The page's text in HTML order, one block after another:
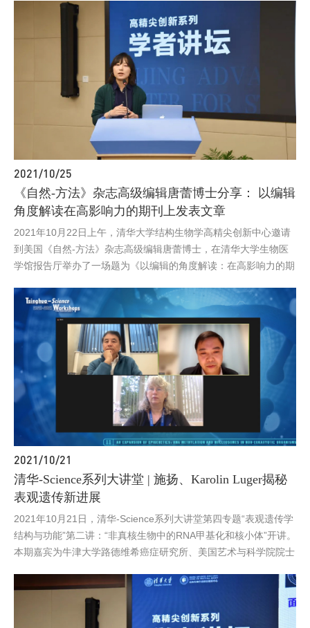
云上大讲堂”，并在线上做了题为Biomolecular condensates and
their implications for physiology and disease（生物分子凝聚体对
生理和疾病的意义），李丕龙研究员主持了本次讲座。
2021/10/25
《自然-方法》杂志高级编辑唐蕾博士分享： 以编辑
角度解读在高影响力的期刊上发表文章
2021年10月22日上午，清华大学结构生物学高精尖创新中心邀请
到美国《自然-方法》杂志高级编辑唐蕾博士，在清华大学生物医
学馆报告厅举办了一场题为《以编辑的角度解读：在高影响力的期
perspective from a Nature Methods editor）的报告，高精尖创新
中心张强锋研究员主持了本次讲座。本次讲座吸引了众多师生前来
聆听，会场内座无虚席。
2021/10/21
清华-Science系列大讲堂 | 施扬、Karolin Luger揭秘
表观遗传新进展
2021年10月21日，清华-Science系列大讲堂第四专题“表观遗传学
结构与功能”第二讲：“非真核生物中的RNA甲基化和核小体”开讲。
本期嘉宾为牛津大学路德维希癌症研究所、美国艺术与科学院院士
Luger。清华大学医学院副院长、北京生物结构前沿研究中心李海
涛教授主持了本次讲座。